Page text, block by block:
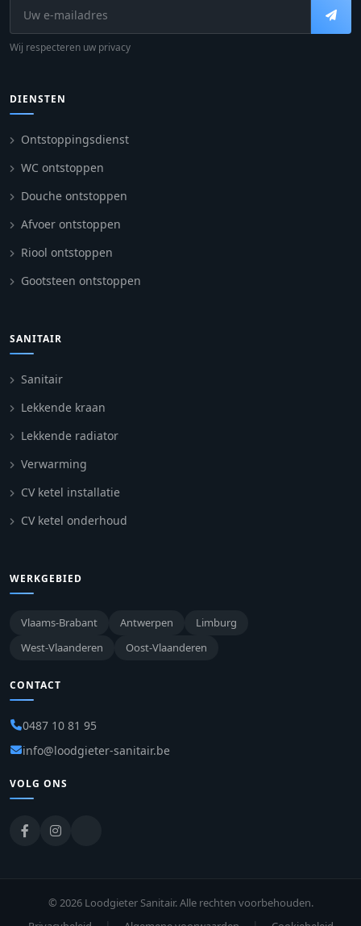
Wij respecteren uw privacy
DIENSTEN
Ontstoppingsdienst
WC ontstoppen
Douche ontstoppen
Afvoer ontstoppen
Riool ontstoppen
Gootsteen ontstoppen
SANITAIR
Sanitair
Lekkende kraan
Lekkende radiator
Verwarming
CV ketel installatie
CV ketel onderhoud
WERKGEBIED
Vlaams-Brabant Antwerpen
Limburg
West-Vlaanderen
Oost-Vlaanderen
CONTACT
0487 10 81 95
info@loodgieter-sanitair.be
VOLG ONS
© 2026 Loodgieter Sanitair. Alle rechten voorbehouden.